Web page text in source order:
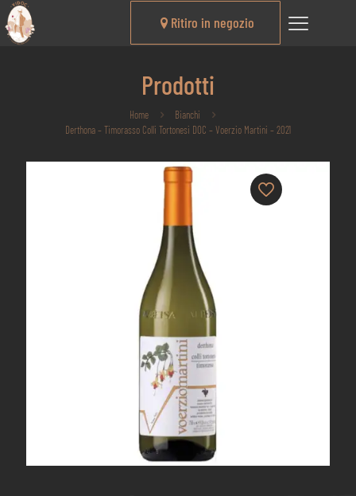
Ritiro in negozio
Prodotti
Home
Bianchi
Derthona – Timorasso Colli Tortonesi DOC – Voerzio Martini – 2021